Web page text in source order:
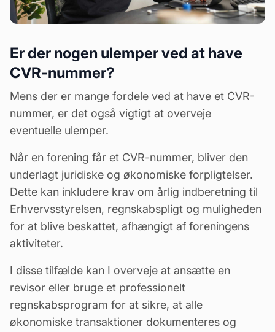
Er der nogen ulemper ved at have
CVR-nummer?
Mens der er mange fordele ved at have et CVR-
nummer, er det også vigtigt at overveje
eventuelle ulemper.
Når en forening får et CVR-nummer, bliver den
underlagt juridiske og økonomiske forpligtelser.
Dette kan inkludere krav om årlig indberetning til
Erhvervsstyrelsen, regnskabspligt og muligheden
for at blive beskattet, afhængigt af foreningens
aktiviteter.
I disse tilfælde kan I overveje at ansætte en
revisor eller bruge et professionelt
regnskabsprogram for at sikre, at alle
økonomiske transaktioner dokumenteres og